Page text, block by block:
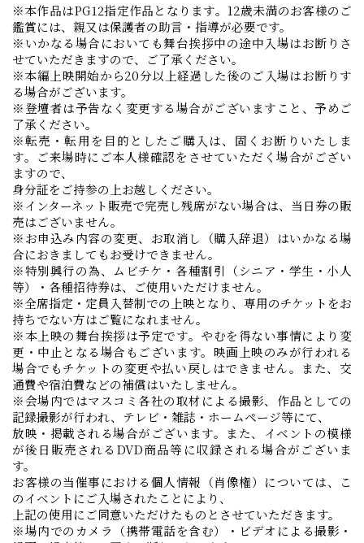
※本作品はPG12指定作品となります。12歳未満のお客様のご
鑑賞には、親又は保護者の助言・指導が必要です。
※いかなる場合においても舞台挨拶中の途中入場はお断りさ
せていただきますので、ご了承ください。
※本編上映開始から20分以上経過した後のご入場はお断りす
る場合がございます。
※登壇者は予告なく変更する場合がございますこと、予めご
了承ください。
※転売・転用を目的としたご購入は、固くお断りいたしま
す。ご来場時にご本人様確認をさせていただく場合がござい
ますので、
身分証をご持参の上お越しください。
※インターネット販売で完売し残席がない場合は、当日券の販
売はございません。
※お申込み内容の変更、お取消し（購入辞退）はいかなる場
合におきましてもお受けできません。
※特別興行の為、ムビチケ・各種割引（シニア・学生・小人
等）・各種招待券は、ご使用いただけません。
※全席指定・定員入替制での上映となり、専用のチケットをお
持ちでない方はご覧になれません。
※本上映の舞台挨拶は予定です。やむを得ない事情により変
更・中止となる場合もございます。映画上映のみが行われる
場合でもチケットの変更や払い戻しはできません。また、交
通費や宿泊費などの補償はいたしません。
※会場内ではマスコミ各社の取材による撮影、作品としての
記録撮影が行われ、テレビ・雑誌・ホームページ等にて、
放映・掲載される場合がございます。また、イベントの模様
が後日販売されるDVD商品等に収録される場合がございま
す。
お客様の当催事における個人情報（肖像権）については、こ
のイベントにご入場されたことにより、
上記の使用にご同意いただけたものとさせていただきます。
※場内でのカメラ（携帯電話を含む）・ビデオによる撮影・